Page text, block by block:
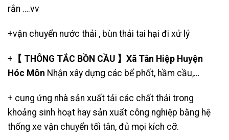
rắn ….vv
+vận chuyển nước thải , bùn thải tai hại đi xử lý
+ 【 THÔNG TẮC BỒN CẦU 】Xã Tân Hiệp Huyện
Hóc Môn Nhận xây dựng các bể phốt, hầm cầu,…
+ cung ứng nhà sản xuất tải các chất thải trong
khoảng sinh hoạt hay sản xuất công nghiệp bằng hệ
thống xe vận chuyển tối tân, đủ mọi kích cỡ.